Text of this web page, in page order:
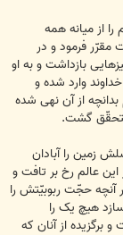
از میانه همه
مقرّر فرمود و در
بازداشت و به او
وارد شده و
از آن نهی شده
متحقّق گشت.
زمین را آبادان
عالم رخ بر تافت و
آنچه حجّت ربوبیّتش را
هیچ یک را
برگزیده از آنان که